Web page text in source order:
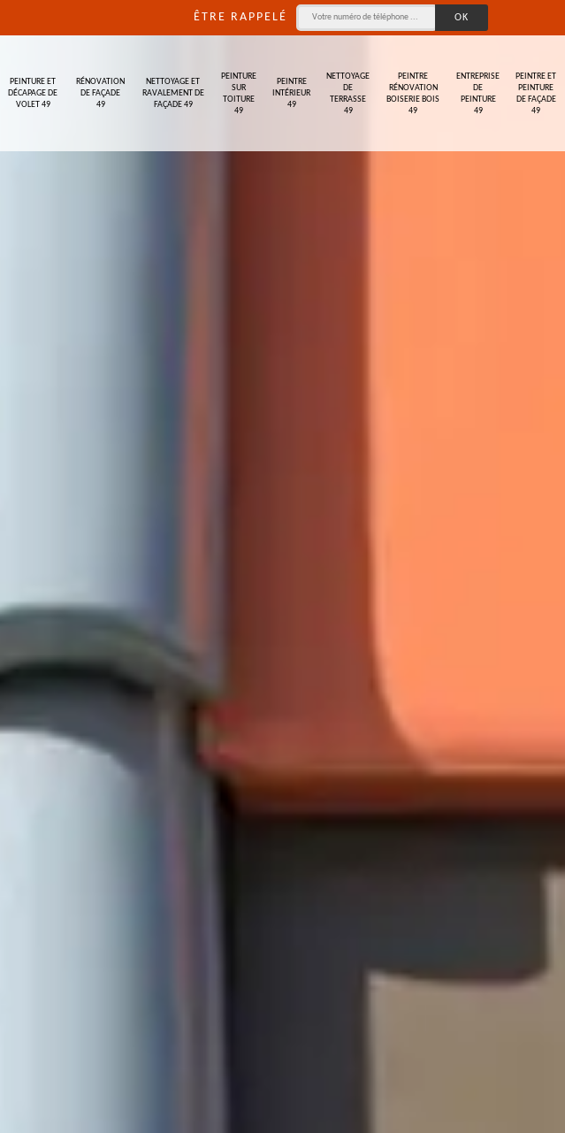
ÊTRE RAPPELÉ
PEINTURE ET
DÉCAPAGE DE
VOLET 49
RÉNOVATION
DE FAÇADE
49
NETTOYAGE ET
RAVALEMENT DE
FAÇADE 49
PEINTURE
SUR
TOITURE
49
PEINTRE
INTÉRIEUR
49
NETTOYAGE
DE
TERRASSE
49
PEINTRE
RÉNOVATION
BOISERIE BOIS
49
ENTREPRISE
DE
PEINTURE
49
PEINTRE ET
PEINTURE
DE FAÇADE
49